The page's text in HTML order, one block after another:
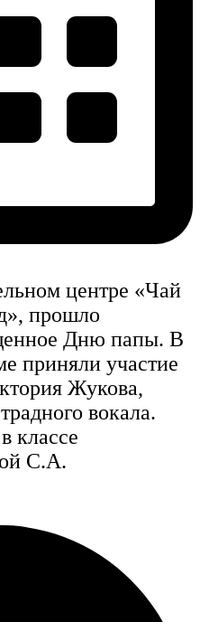
центре «Чай
прошло
Дню папы. В
приняли участие
Жукова,
вокала.
классе
С.А.